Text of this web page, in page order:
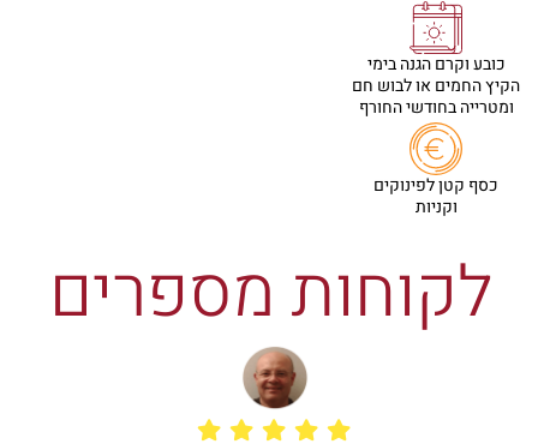
כובע וקרם הגנה בימי
הקיץ החמים או לבוש חם
ומטרייה בחודשי החורף
כסף קטן לפינוקים
וקניות
לקוחות מספרים